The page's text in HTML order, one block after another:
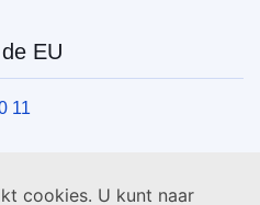
cookies. U kunt naar
EU
11